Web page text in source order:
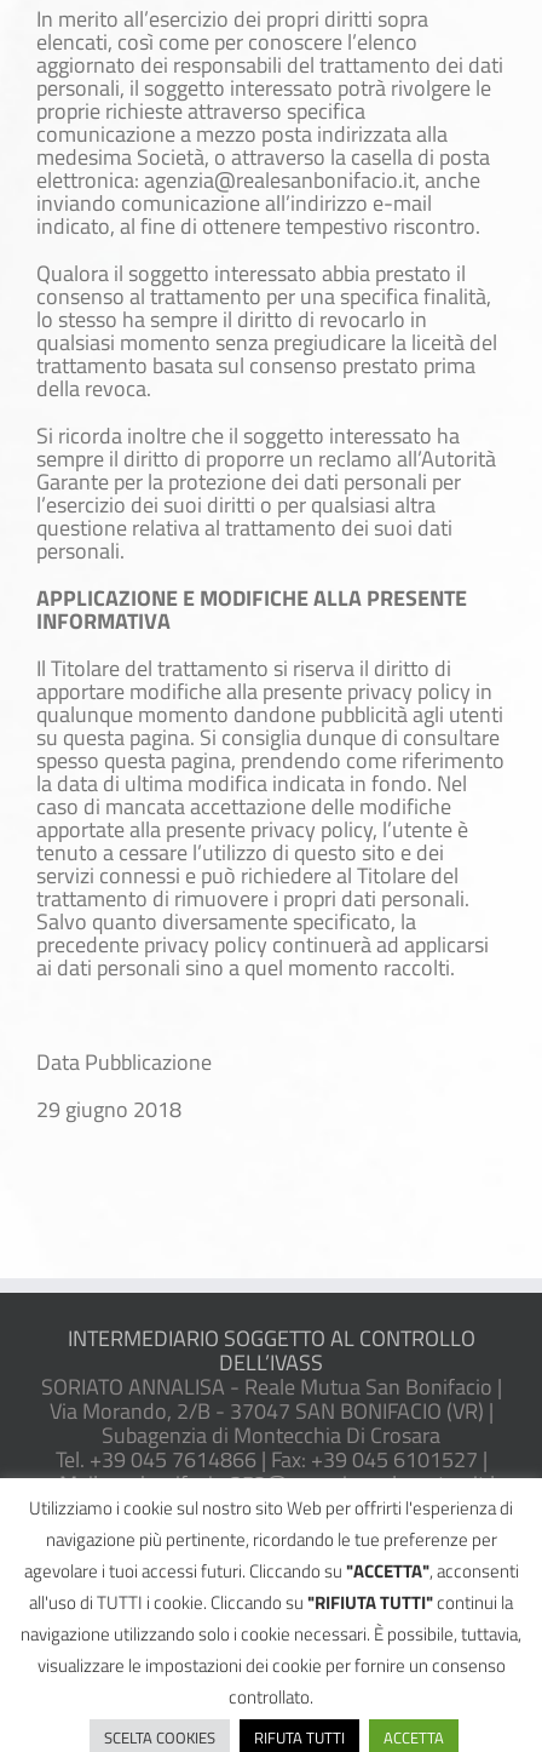
In merito all’esercizio dei propri diritti sopra
elencati, così come per conoscere l’elenco
aggiornato dei responsabili del trattamento dei dati
personali, il soggetto interessato potrà rivolgere le
proprie richieste attraverso specifica
comunicazione a mezzo posta indirizzata alla
medesima Società, o attraverso la casella di posta
elettronica: agenzia@realesanbonifacio.it, anche
inviando comunicazione all’indirizzo e-mail
indicato, al fine di ottenere tempestivo riscontro.
Qualora il soggetto interessato abbia prestato il
consenso al trattamento per una specifica finalità,
lo stesso ha sempre il diritto di revocarlo in
qualsiasi momento senza pregiudicare la liceità del
trattamento basata sul consenso prestato prima
della revoca.
Si ricorda inoltre che il soggetto interessato ha
sempre il diritto di proporre un reclamo all’Autorità
Garante per la protezione dei dati personali per
l’esercizio dei suoi diritti o per qualsiasi altra
questione relativa al trattamento dei suoi dati
personali.
APPLICAZIONE E MODIFICHE ALLA PRESENTE
INFORMATIVA
Il Titolare del trattamento si riserva il diritto di
apportare modifiche alla presente privacy policy in
qualunque momento dandone pubblicità agli utenti
su questa pagina. Si consiglia dunque di consultare
spesso questa pagina, prendendo come riferimento
la data di ultima modifica indicata in fondo. Nel
caso di mancata accettazione delle modifiche
apportate alla presente privacy policy, l’utente è
tenuto a cessare l’utilizzo di questo sito e dei
servizi connessi e può richiedere al Titolare del
trattamento di rimuovere i propri dati personali.
Salvo quanto diversamente specificato, la
precedente privacy policy continuerà ad applicarsi
ai dati personali sino a quel momento raccolti.
Data Pubblicazione
29 giugno 2018
INTERMEDIARIO SOGGETTO AL CONTROLLO
DELL’IVASS
SORIATO ANNALISA - Reale Mutua San Bonifacio |
Via Morando, 2/B - 37047 SAN BONIFACIO (VR) |
Subagenzia di Montecchia Di Crosara
Tel. +39 045 7614866 | Fax: +39 045 6101527 |
eMail: sanbonifacio.352@agenzie.realemutua.it |
PEC: sanbonifacio@pec.agentireale.it
P.IVA: 02082580230 | Iscrizione RUI IVASS n.
A000050665 |Reclami
©2026 - All Rights Reserved |Informativa Privacy|Cookie Policy|Reclami|
2000Net Srl|SmartWEB360° platform
Facebook
EmailTelefono
Utilizziamo i cookie sul nostro sito Web per offrirti l'esperienza di
navigazione più pertinente, ricordando le tue preferenze per
agevolare i tuoi accessi futuri. Cliccando su"ACCETTA", acconsenti
all'uso di TUTTI i cookie. Cliccando su"RIFIUTA TUTTI"continui la
navigazione utilizzando solo i cookie necessari. È possibile, tuttavia,
visualizzare le impostazioni dei cookie per fornire un consenso
controllato.
SCELTA COOKIES RIFUTA TUTTI ACCETTA